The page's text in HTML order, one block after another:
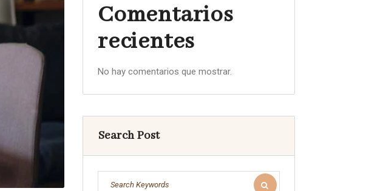
Comentarios
recientes
No hay comentarios que mostrar.
Search Post